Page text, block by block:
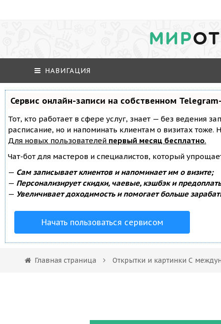
МИР
НАВИГАЦИЯ
Сервис онлайн-записи на собственном
Тот, кто работает в сфере услуг, знает — без ведения
расписание, но и напоминать клиентам о визитах
Для новых пользователей первый месяц бесплатно.
Чат-бот для мастеров и специалистов, который
— Сам записывает клиентов и напоминает им о визите;
— Персонализирует скидки, чаевые, кэшбэк и
— Увеличивает доходимость и помогает больше
Начать пользоваться сервисом
Главная страница Открытки и картинки С